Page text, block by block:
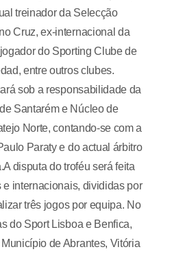
treinador da Selecção
Cruz, ex-internacional da
do Sporting Clube de
entre outros clubes.
sob a responsabilidade da
Santarém e Núcleo de
Norte, contando-se com a
Paraty e do actual árbitro
disputa do troféu será feita
internacionais, divididas por
três jogos por equipa. No
do Sport Lisboa e Benfica,
de Abrantes, Vitória